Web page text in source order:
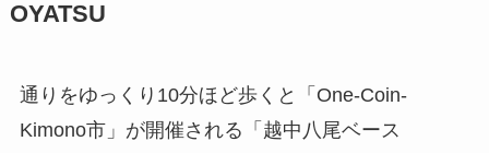
OYATSU
通りをゆっくり10分ほど歩くと「One-Coin-
Kimono市」が開催される「越中八尾ベース